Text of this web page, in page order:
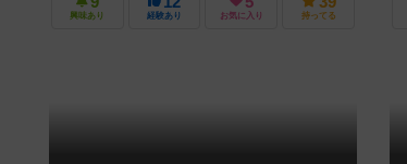
興味あり 経験あり お気に入り 持ってる